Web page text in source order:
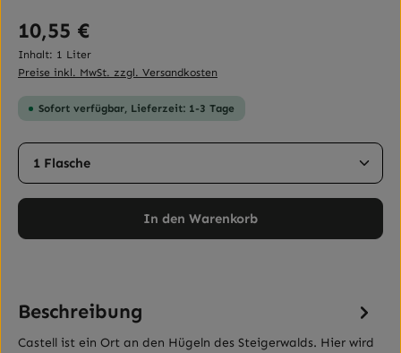
Regulärer Preis:
10,55 €
Inhalt: 1 Liter
Preise inkl. MwSt. zzgl. Versandkosten
Sofort verfügbar, Lieferzeit: 1-3 Tage
Produkt Anzahl: Gib den gewünschten Wert ein
In den Warenkorb
Beschreibung
Castell ist ein Ort an den Hügeln des Steigerwalds. Hier wird